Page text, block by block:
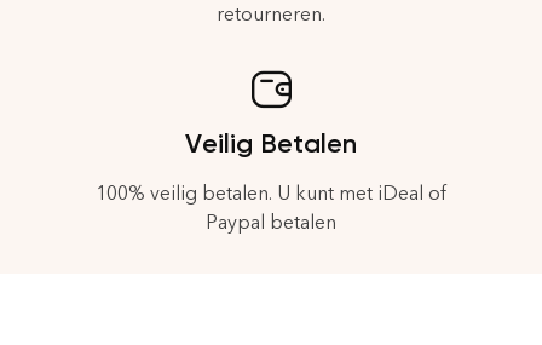
retourneren.
Veilig Betalen
100% veilig betalen. U kunt met iDeal of
Paypal betalen